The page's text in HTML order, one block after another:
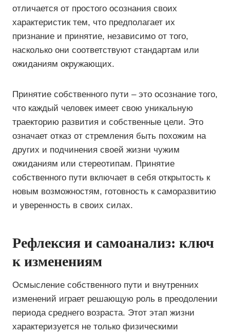
отличается от простого осознания своих
характеристик тем, что предполагает их
признание и принятие, независимо от того,
насколько они соответствуют стандартам или
ожиданиям окружающих.
Принятие собственного пути – это осознание того,
что каждый человек имеет свою уникальную
траекторию развития и собственные цели. Это
означает отказ от стремления быть похожим на
других и подчинения своей жизни чужим
ожиданиям или стереотипам. Принятие
собственного пути включает в себя открытость к
новым возможностям, готовность к саморазвитию
и уверенность в своих силах.
Рефлексия и самоанализ: ключ
к изменениям
Осмысление собственного пути и внутренних
изменений играет решающую роль в преодолении
периода среднего возраста. Этот этап жизни
характеризуется не только физическими